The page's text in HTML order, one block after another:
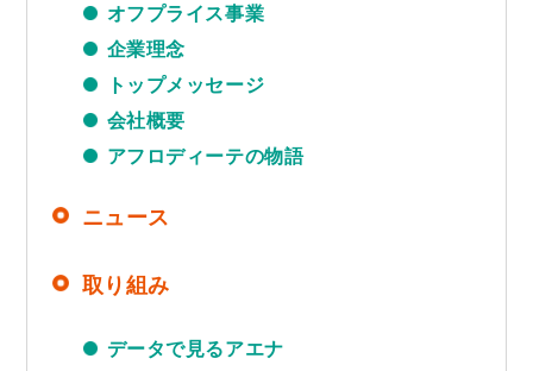
オフプライス事業
企業理念
トップメッセージ
会社概要
アフロディーテの物語
ニュース
取り組み
データで見るアエナ